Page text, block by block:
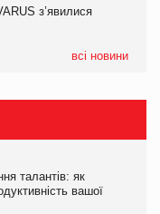
з’явилися
всі новини
талантів: як
вашої